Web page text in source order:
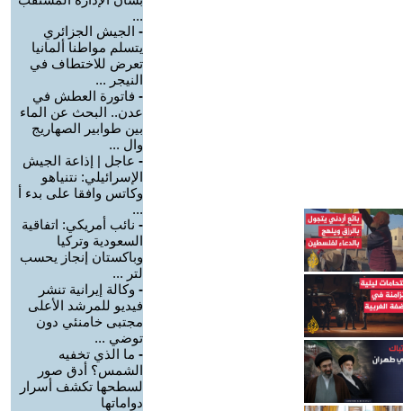
...
- الجيش الجزائري
يتسلم مواطنا ألمانيا
تعرض للاختطاف في
النيجر ...
- فاتورة العطش في
عدن.. البحث عن الماء
بين طوابير الصهاريج
وال ...
- عاجل | إذاعة الجيش
الإسرائيلي: نتنياهو
وكاتس وافقا على بدء أ
...
- نائب أمريكي: اتفاقية
السعودية وتركيا
وباكستان إنجاز يحسب
لتر ...
- وكالة إيرانية تنشر
فيديو للمرشد الأعلى
مجتبى خامنئي دون
توضي ...
- ما الذي تخفيه
الشمس؟ أدق صور
لسطحها تكشف أسرار
دواماتها